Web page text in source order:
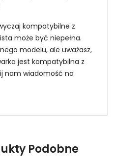
kompatybilne z
może być niepełna.
modelu, ale uważasz,
jest kompatybilna z
nam wiadomość na
Podobne